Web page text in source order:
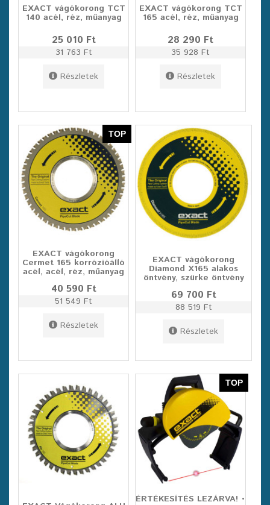
EXACT vágókorong TCT
140 acél, réz, műanyag
25 010 Ft
31 763 Ft
Részletek
EXACT vágókorong TCT
165 acél, réz, műanyag
28 290 Ft
35 928 Ft
Részletek
TOP
EXACT vágókorong
Cermet 165 korrózióálló
acél, acél, réz, műanyag
40 590 Ft
51 549 Ft
Részletek
EXACT vágókorong
Diamond X165 alakos
öntvény, szürke öntvény
69 700 Ft
88 519 Ft
Részletek
TOP
ÉRTÉKESÍTÉS LEZÁRVA! •